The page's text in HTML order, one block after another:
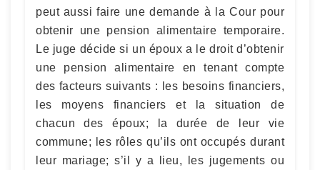
peut aussi faire une demande à la Cour pour
obtenir une pension alimentaire temporaire.
Le juge décide si un époux a le droit d’obtenir
une pension alimentaire en tenant compte
des facteurs suivants : les besoins financiers,
les moyens financiers et la situation de
chacun des époux; la durée de leur vie
commune; les rôles qu’ils ont occupés durant
leur mariage; s’il y a lieu, les jugements ou